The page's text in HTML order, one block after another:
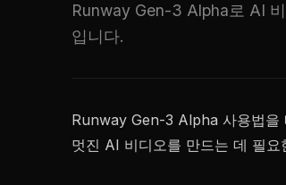
Runway Gen-3 Alpha로 AI
입니다.
Runway Gen-3 Alpha 사용법을
멋진 AI 비디오를 만드는 데 필요